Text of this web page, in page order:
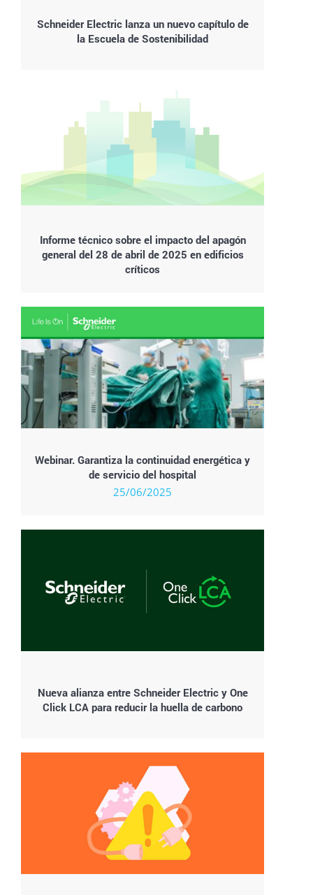
Schneider Electric lanza un nuevo capítulo de
la Escuela de Sostenibilidad
Informe técnico sobre el impacto del apagón
general del 28 de abril de 2025 en edificios
críticos
Webinar. Garantiza la continuidad energética y
de servicio del hospital
25/06/2025
Nueva alianza entre Schneider Electric y One
Click LCA para reducir la huella de carbono